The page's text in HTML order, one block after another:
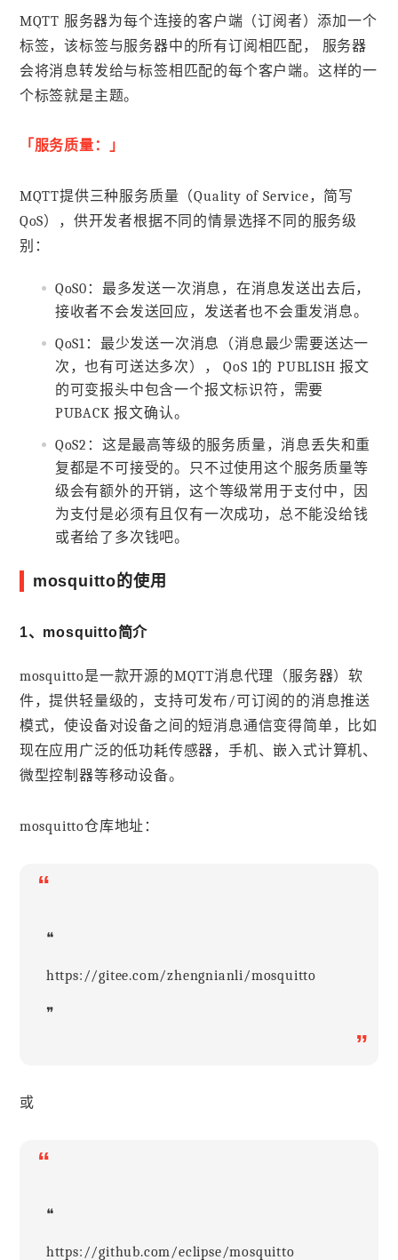
MQTT 服务器为每个连接的客户端（订阅者）添加一个
标签，该标签与服务器中的所有订阅相匹配， 服务器
会将消息转发给与标签相匹配的每个客户端。这样的一
个标签就是主题。
「服务质量：」
MQTT提供三种服务质量（Quality of Service，简写
QoS），供开发者根据不同的情景选择不同的服务级
别：
QoS0：最多发送一次消息，在消息发送出去后，
接收者不会发送回应，发送者也不会重发消息。
QoS1：最少发送一次消息（消息最少需要送达一
次，也有可送达多次）， QoS 1的 PUBLISH 报文
的可变报头中包含一个报文标识符，需要
PUBACK 报文确认。
QoS2：这是最高等级的服务质量，消息丢失和重
复都是不可接受的。只不过使用这个服务质量等
级会有额外的开销，这个等级常用于支付中，因
为支付是必须有且仅有一次成功，总不能没给钱
或者给了多次钱吧。
mosquitto的使用
1、mosquitto简介
mosquitto是一款开源的MQTT消息代理（服务器）软
件，提供轻量级的，支持可发布/可订阅的的消息推送
模式，使设备对设备之间的短消息通信变得简单，比如
现在应用广泛的低功耗传感器，手机、嵌入式计算机、
微型控制器等移动设备。
mosquitto仓库地址：
“
❝
https://gitee.com/zhengnianli/mosquitto
❞
”
或
“
❝
https://github.com/eclipse/mosquitto